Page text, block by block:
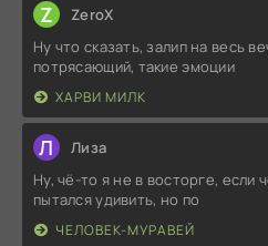
Z ZeroX
Ну что сказать, залип на весь
потрясающий, такие эмоции
ХАРВИ МИЛК
Л Лиза
Ну, чё-то я не в восторге, если
пытался удивить, но по
ЧЕЛОВЕК-МУРАВЕЙ